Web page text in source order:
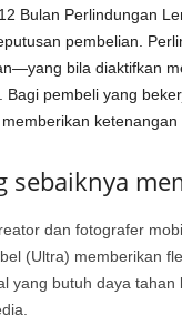
Bulan Perlindungan
pembelian.
bila diaktifkan
Bagi pembeli yang
sebaiknya
dan fotografer
(Ultra) memberikan
yang butuh daya